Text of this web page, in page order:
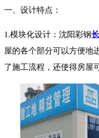
一、设计特点：
1.模块化设计：沈阳彩钢
屋的各个部分可以方便地
了施工流程，还使得房屋